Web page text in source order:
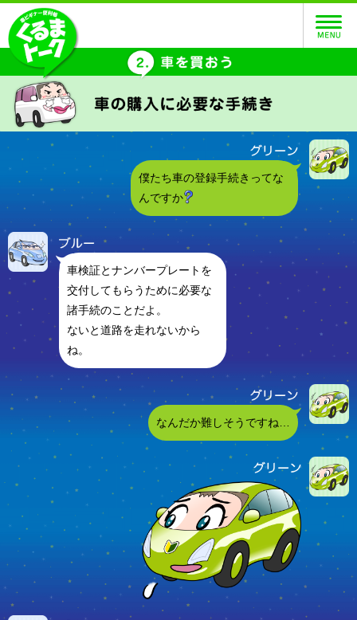
僕たち車の登録手続きってな
んですか
車検証とナンバープレートを
交付してもらうために必要な
諸手続のことだよ。
ないと道路を走れないから
ね。
なんだか難しそうですね…